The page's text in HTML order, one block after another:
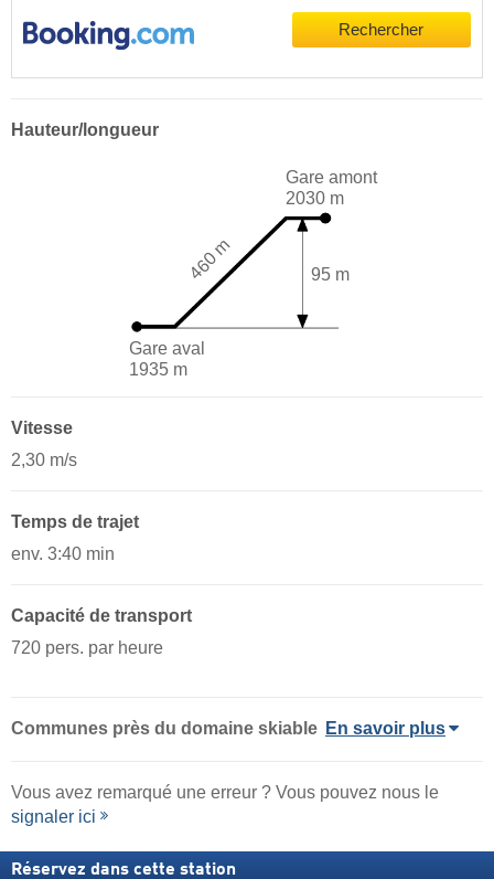
Rechercher
Hauteur/longueur
Gare aval
1935 m
Gare amont
2030 m
95 m
460 m
Vitesse
2,30 m/s
Temps de trajet
env. 3:40 min
Capacité de transport
720 pers. par heure
Communes près du domaine skiable En savoir plus
Vous avez remarqué une erreur ? Vous pouvez nous le
signaler ici
Réservez dans cette station